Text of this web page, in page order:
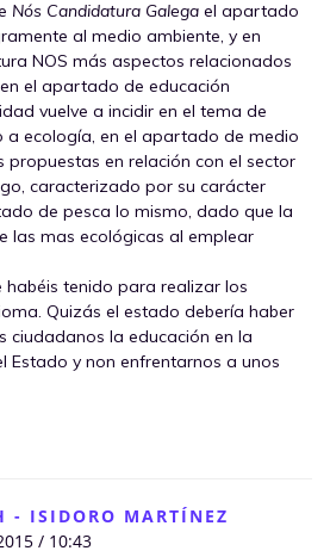
Nós Candidatura Galega el apartado
al medio ambiente, y en
NOS más aspectos relacionados
el apartado de educación
vuelve a incidir en el tema de
a ecología, en el apartado de medio
propuestas en relación con el sector
caracterizado por su carácter
de pesca lo mismo, dado que la
las mas ecológicas al emplear
habéis tenido para realizar los
Quizás el estado debería haber
la educación en la
Estado y non enfrentarnos a unos
- ISIDORO MARTÍNEZ
/ 10:43